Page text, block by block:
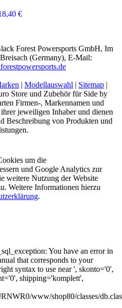
€
Forest Powersports GmbH, Im
(Germany), E-Mail:
| Modellauswahl | Sitemap |
Store und Zubehör für Side by
Firmen-, Markennamen und
jeweiligen Inhaber und dienen
Beschreibung von Produkten und
um die
und Google Analytics zur
weitere Nutzung der Website
Weitere Informationen hierzu
.
You have an error in
that corresponds to your
syntax to use near ', skonto='0',
shipping='komplett',
www/shop80/classes/